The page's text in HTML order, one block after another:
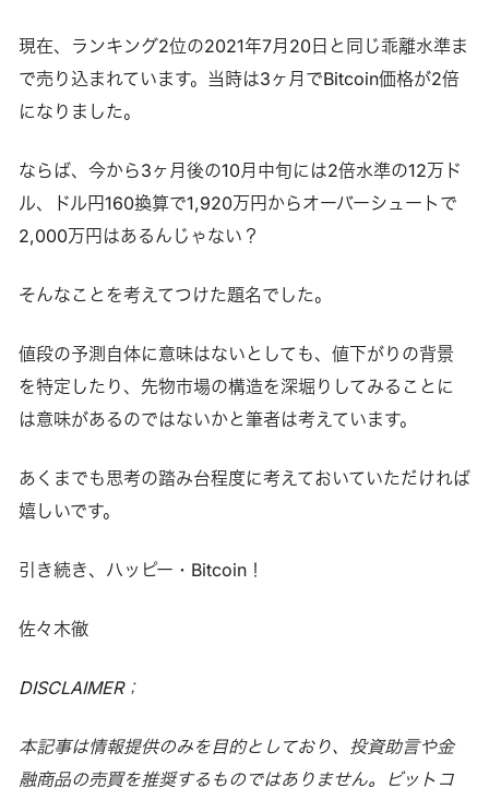
現在、ランキング2位の2021年7月20日と同じ乖離水準ま
で売り込まれています。当時は3ヶ月でBitcoin価格が2倍
になりました。
ならば、今から3ヶ月後の10月中旬には2倍水準の12万ド
ル、ドル円160換算で1,920万円からオーバーシュートで
2,000万円はあるんじゃない？
そんなことを考えてつけた題名でした。
値段の予測自体に意味はないとしても、値下がりの背景
を特定したり、先物市場の構造を深堀りしてみることに
は意味があるのではないかと筆者は考えています。
あくまでも思考の踏み台程度に考えておいていただければ
嬉しいです。
引き続き、ハッピー・Bitcoin！
佐々木徹
DISCLAIMER；
本記事は情報提供のみを目的としており、投資助言や金
融商品の売買を推奨するものではありません。ビットコ